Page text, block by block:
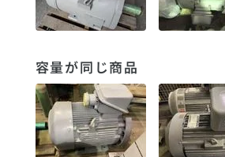
容量が同じ商品